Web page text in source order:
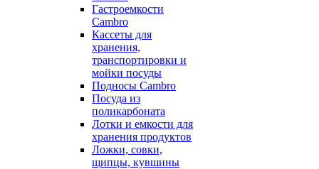
Гастроемкости
Cambro
Кассеты для
хранения,
транспортировки и
мойки посуды
Подносы Cambro
Посуда из
поликарбоната
Лотки и емкости для
хранения продуктов
Ложки, совки,
щипцы, кувшины